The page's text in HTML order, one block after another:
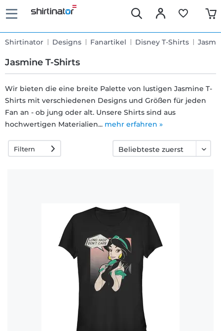
Shirtinator Designs Fanartikel Disney T-Shirts
Jasmine T-Shirts
Schnelle
Lieferung
30 Tage
Wir bieten die eine breite Palette von lustigen Jasmine T-
Shirts mit verschiedenen Designs und Größen für jeden
Fan an - ob jung oder alt. Unsere Shirts sind aus
hochwertigen Materialien... mehr erfahren »
Filtern